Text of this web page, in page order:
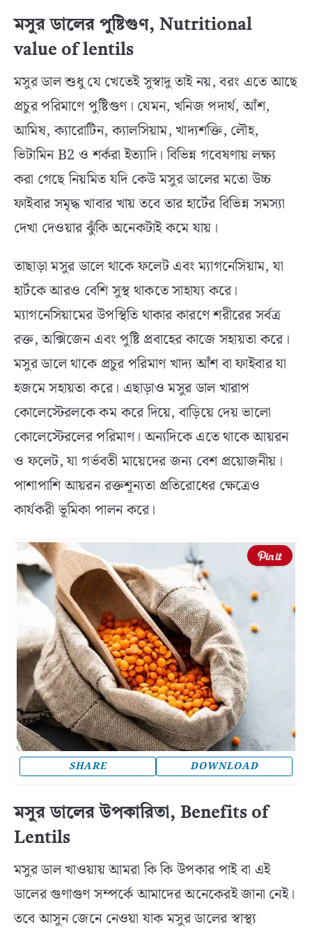
মসুর ডালের পুষ্টিগুণ, Nutritional
value of lentils
মসুর ডাল শুধু যে খেতেই সুস্বাদু তাই নয়, বরং এতে আছে
প্রচুর পরিমাণে পুষ্টিগুণ। যেমন, খনিজ পদার্থ, আঁশ,
আমিষ, ক্যারোটিন, ক্যালসিয়াম, খাদ্যশক্তি, লৌহ,
ভিটামিন B2 ও শর্করা ইত্যাদি। বিভিন্ন গবেষণায় লক্ষ্য
করা গেছে নিয়মিত যদি কেউ মসুর ডালের মতো উচ্চ
ফাইবার সমৃদ্ধ খাবার খায় তবে তার হার্টের বিভিন্ন সমস্যা
দেখা দেওয়ার ঝুঁকি অনেকটাই কমে যায়।
তাছাড়া মসুর ডালে থাকে ফলেট এবং ম্যাগনেসিয়াম, যা
হার্টকে আরও বেশি সুস্থ থাকতে সাহায্য করে।
ম্যাগনেসিয়ামের উপস্থিতি থাকার কারণে শরীরের সর্বত্র
রক্ত, অক্সিজেন এবং পুষ্টি প্রবাহের কাজে সহায়তা করে।
মসুর ডালে থাকে প্রচুর পরিমাণ খাদ্য আঁশ বা ফাইবার যা
হজমে সহায়তা করে। এছাড়াও মসুর ডাল খারাপ
কোলেস্টেরলকে কম করে দিয়ে, বাড়িয়ে দেয় ভালো
কোলেস্টেরলের পরিমাণ। অন্যদিকে এতে থাকে আয়রন
ও ফলেট, যা গর্ভবতী মায়েদের জন্য বেশ প্রয়োজনীয়।
পাশাপাশি আয়রন রক্তশূন্যতা প্রতিরোধের ক্ষেত্রেও
কার্যকরী ভূমিকা পালন করে।
SHARE DOWNLOAD
মসুর ডালের উপকারিতা, Benefits of
Lentils
মসুর ডাল খাওয়ায় আমরা কি কি উপকার পাই বা এই
ডালের গুণাগুণ সম্পর্কে আমাদের অনেকেরই জানা নেই।
তবে আসুন জেনে নেওয়া যাক মসুর ডালের স্বাস্থ্য